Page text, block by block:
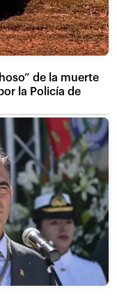
de la muerte
la Policía de